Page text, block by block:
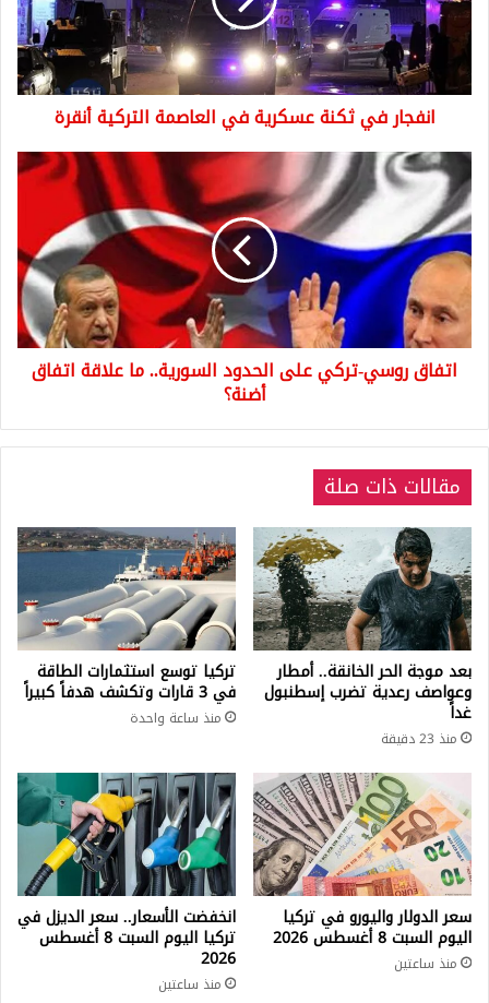
العاصمة
التركية
أنقرة
انفجار في ثكنة عسكرية في العاصمة التركية أنقرة
اتفاق
روسي-
تركي
على
الحدود
السورية..
ما
علاقة
اتفاق
أضنة؟
اتفاق روسي-تركي على الحدود السورية.. ما علاقة اتفاق
أضنة؟
مقالات ذات صلة
بعد موجة الحر الخانقة.. أمطار
وعواصف رعدية تضرب إسطنبول
غداً
منذ 23 دقيقة
تركيا توسع استثمارات الطاقة
في 3 قارات وتكشف هدفاً كبيراً
منذ ساعة واحدة
سعر الدولار واليورو في تركيا
اليوم السبت 8 أغسطس 2026
منذ ساعتين
انخفضت الأسعار.. سعر الديزل في
تركيا اليوم السبت 8 أغسطس
2026
منذ ساعتين